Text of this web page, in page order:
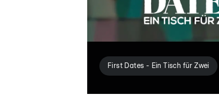
First Dates - Ein Tisch für Zwei